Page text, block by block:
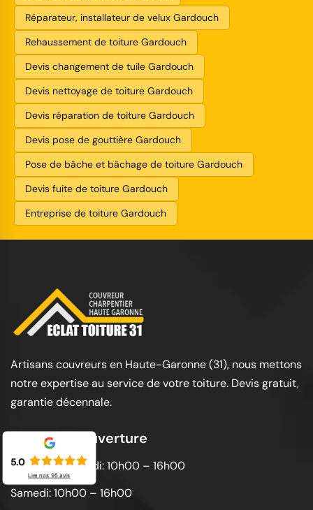
Réparateur, installateur de velux Gardouch
Rehaussement de toiture Gardouch
Devis changement de tuile Gardouch
Devis nettoyage de toiture Gardouch
Devis réparation de toiture Gardouch
Devis pose de gouttière Gardouch
Pose de bâche et bâchage de toiture Gardouch
Devis fuite de toiture Gardouch
Entreprise de toiture Gardouch
Artisans couvreurs en Haute-Garonne (31), nous mettons
notre expertise au service de votre toiture. Devis gratuit,
garantie décennale.
Horaires d'ouverture
Lundi au vendredi: 10h00 – 16h00
Samedi: 10h00 – 16h00
5.0
Lire nos 95avis